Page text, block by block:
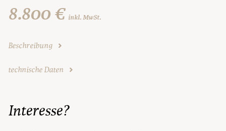
8.800 € inkl. MwSt.
Beschreibung
technische Daten
Interesse?